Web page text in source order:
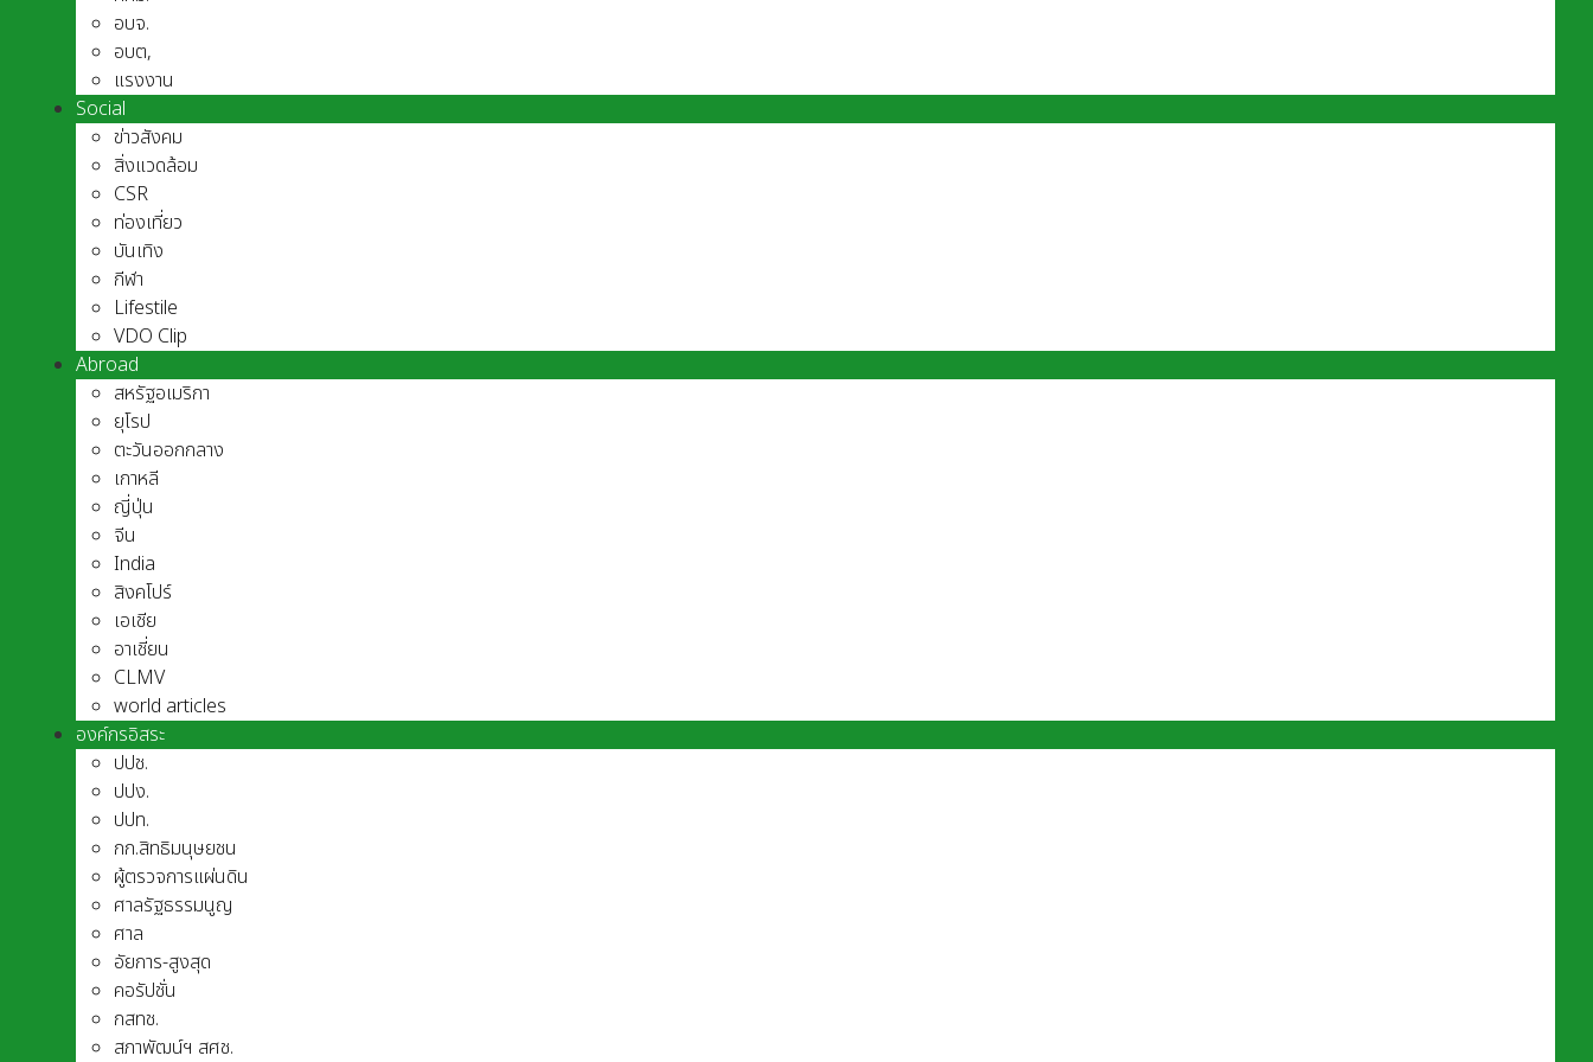
อบจ.
อบต,
แรงงาน
Social
ข่าวสังคม
สิ่งแวดล้อม
CSR
ท่องเที่ยว
บันเทิง
กีฬา
Lifestile
VDO Clip
Abroad
สหรัฐอเมริกา
ยุโรป
ตะวันออกกลาง
เกาหลี
ญี่ปุ่น
จีน
India
สิงคโปร์
เอเชีย
อาเชี่ยน
CLMV
world articles
องค์กรอิสระ
ปปช.
ปปง.
ปปท.
กก.สิทธิมนุษยชน
ผู้ตรวจการแผ่นดิน
ศาลรัฐธรรมนูญ
ศาล
อัยการ-สูงสุด
คอรัปชั่น
กสทช.
สภาพัฒน์ฯ สศช.